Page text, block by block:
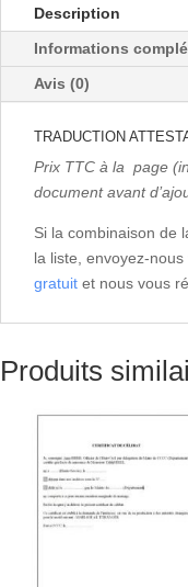
ATTESTATION
D'ASSURANCE
Description
Informations
Avis (0)
TRADUCTION
Prix TTC à la page
document avant
Si la combinaison de
la liste, envoyez-
gratuit et nous vous
Produits